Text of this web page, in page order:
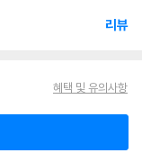
리뷰
혜택 및 유의사항